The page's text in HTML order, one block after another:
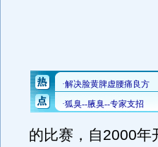
的比赛，自2000年